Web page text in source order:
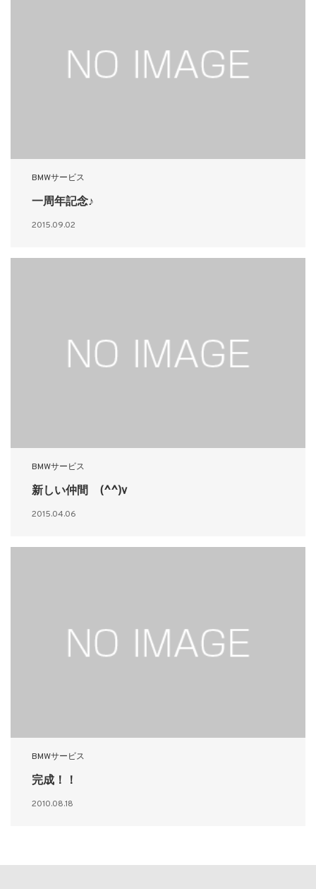
BMWサービス
一周年記念♪
2015.09.02
BMWサービス
新しい仲間 (^^)v
2015.04.06
BMWサービス
完成！！
2010.08.18